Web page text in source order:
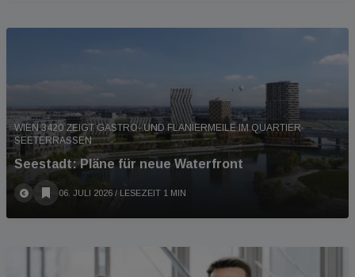
WIEN 3420 ZEIGT GASTRO- UND FLANIERMEILE IM QUARTIER
SEETERRASSEN
Seestadt: Pläne für neue Waterfront
06. JULI 2026 / LESEZEIT 1 MIN